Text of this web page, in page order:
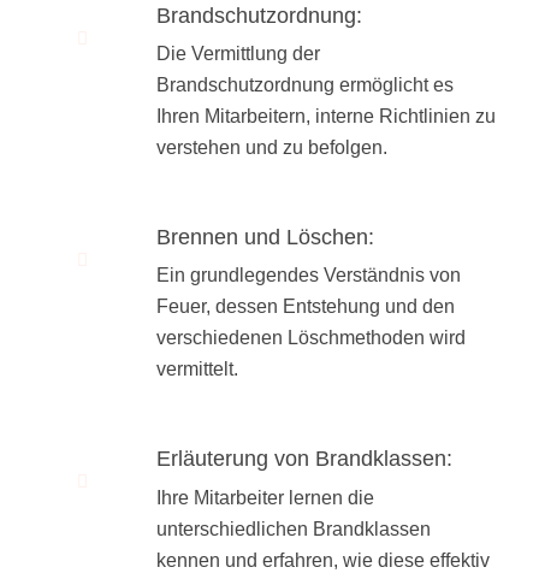
Brandschutzordnung:
Die Vermittlung der
Brandschutzordnung ermöglicht es
Ihren Mitarbeitern, interne Richtlinien zu
verstehen und zu befolgen.
Brennen und Löschen:
Ein grundlegendes Verständnis von
Feuer, dessen Entstehung und den
verschiedenen Löschmethoden wird
vermittelt.
Erläuterung von Brandklassen:
Ihre Mitarbeiter lernen die
unterschiedlichen Brandklassen
kennen und erfahren, wie diese effektiv